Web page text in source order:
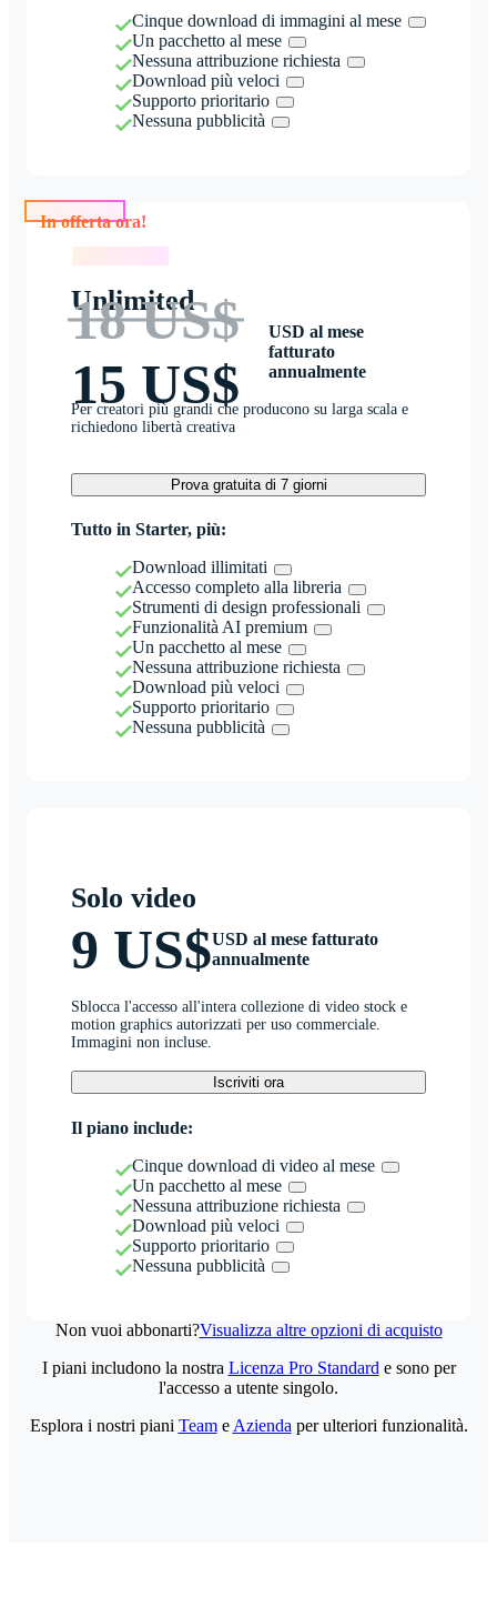
Cinque download di immagini al mese
Un pacchetto al mese
Nessuna attribuzione richiesta
Download più veloci
Supporto prioritario
Nessuna pubblicità
Unlimited
18 US$
15 US$
USD al mese
fatturato
annualmente
Per creatori più grandi che producono su larga scala e
richiedono libertà creativa
Prova gratuita di 7 giorni
Tutto in Starter, più:
Download illimitati
Accesso completo alla libreria
Strumenti di design professionali
Funzionalità AI premium
Un pacchetto al mese
Nessuna attribuzione richiesta
Download più veloci
Supporto prioritario
Nessuna pubblicità
Solo video
9 US$USD al mese fatturato
annualmente
Sblocca l'accesso all'intera collezione di video stock e
motion graphics autorizzati per uso commerciale.
Immagini non incluse.
Iscriviti ora
Il piano include:
Cinque download di video al mese
Un pacchetto al mese
Nessuna attribuzione richiesta
Download più veloci
Supporto prioritario
Nessuna pubblicità
Non vuoi abbonarti?Visualizza altre opzioni di acquisto
I piani includono la nostra Licenza Pro Standard e sono per
l'accesso a utente singolo.
Esplora i nostri piani Teame Azienda per ulteriori funzionalità.